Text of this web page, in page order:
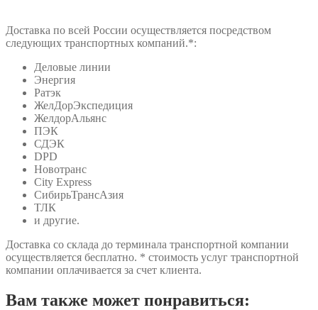
Доставка по всей России осуществляется посредством
следующих транспортных компаний.*:
Деловые линии
Энергия
Ратэк
ЖелДорЭкспедиция
ЖелдорАльянс
ПЭК
СДЭК
DPD
Новотранс
City Express
СибирьТрансАзия
ТЛК
и другие.
Доставка со склада до терминала транспортной компании
осуществляется бесплатно. * стоимость услуг транспортной
компании оплачивается за счет клиента.
Вам также может понравиться: